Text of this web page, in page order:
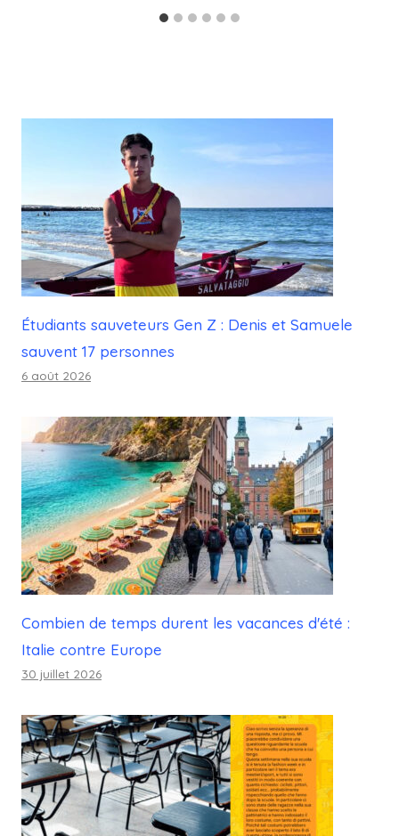
Étudiants sauveteurs Gen Z : Denis et Samuele
sauvent 17 personnes
6 août 2026
Combien de temps durent les vacances d'été :
Italie contre Europe
30 juillet 2026